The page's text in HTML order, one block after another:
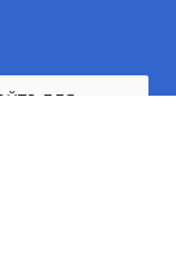
для